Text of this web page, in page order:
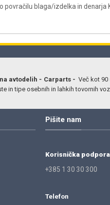
povračilu blaga/izdelka in denarja
avtodelih - Carparts - Več kot 90
in tipe osebnih in lahkih tovornih
Pišite nam
Korisnička podpora
+385 1 30 30 300
Telefon